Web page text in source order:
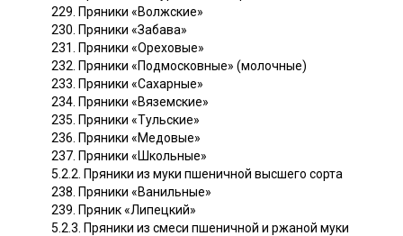
229. Пряники «Волжские»
230. Пряники «Забава»
231. Пряники «Ореховые»
232. Пряники «Подмосковные» (молочные)
233. Пряники «Сахарные»
234. Пряники «Вяземские»
235. Пряники «Тульские»
236. Пряники «Медовые»
237. Пряники «Школьные»
5.2.2. Пряники из муки пшеничной высшего сорта
238. Пряники «Ванильные»
239. Пряник «Липецкий»
5.2.3. Пряники из смеси пшеничной и ржаной муки